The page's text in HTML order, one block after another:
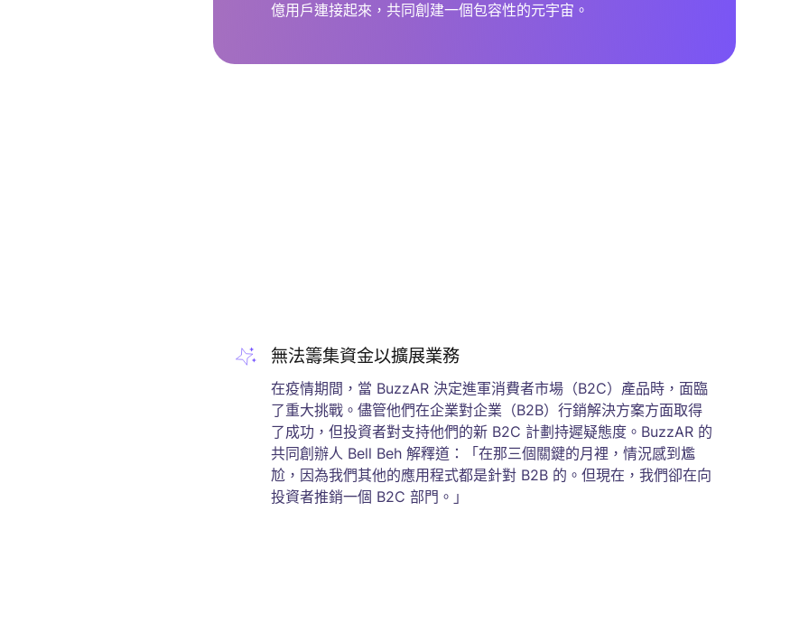
億用戶連接起來，共同創建一個包容性的元宇宙。
無法籌集資金以擴展業務
在疫情期間，當 BuzzAR 決定進軍消費者市場（B2C）產品時，面臨
了重大挑戰。儘管他們在企業對企業（B2B）行銷解決方案方面取得
了成功，但投資者對支持他們的新 B2C 計劃持遲疑態度。BuzzAR 的
共同創辦人 Bell Beh 解釋道：「在那三個關鍵的月裡，情況感到尷
尬，因為我們其他的應用程式都是針對 B2B 的。但現在，我們卻在向
投資者推銷一個 B2C 部門。」